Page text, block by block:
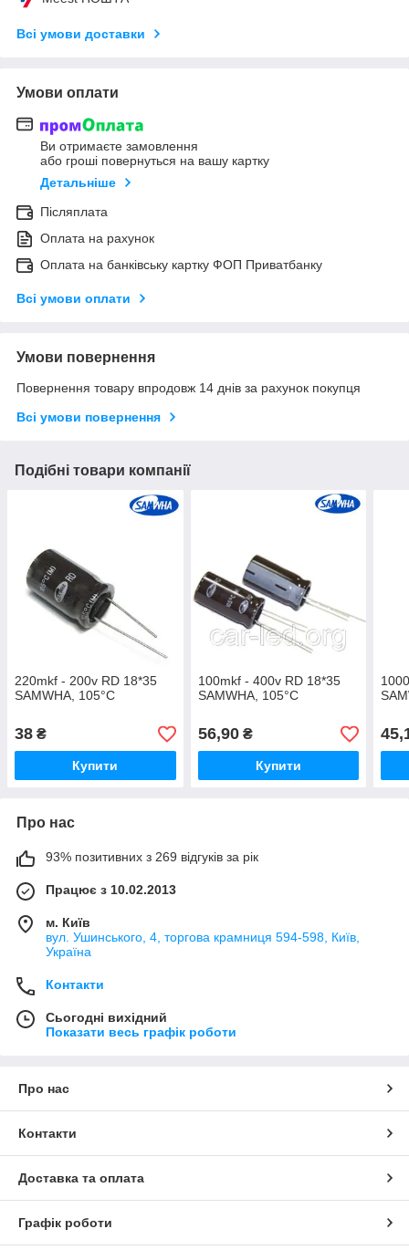
Всі умови доставки
Умови оплати
Ви отримаєте замовлення
або гроші повернуться на вашу картку
Детальніше
Післяплата
Оплата на рахунок
Оплата на банківську картку ФОП Приватбанку
Всі умови оплати
Умови повернення
Повернення товару впродовж 14 днів за рахунок покупця
Всі умови повернення
Подібні товари компанії
220mkf - 200v RD 18*35
SAMWHA, 105°C
38 ₴
Купити
100mkf - 400v RD 18*35
SAMWHA, 105°C
56,90₴
Купити
Про нас
93% позитивних з 269 відгуків за рік
Працює з 10.02.2013
м. Київ
вул. Ушинського, 4, торгова крамниця 594-598, Київ,
Україна
Контакти
Сьогодні вихідний
Показати весь графік роботи
Про нас
Контакти
Доставка та оплата
Графік роботи